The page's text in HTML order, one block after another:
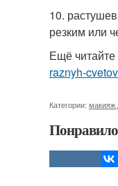
10.
резким или
Ещё
raznyh-
Категории: макияж